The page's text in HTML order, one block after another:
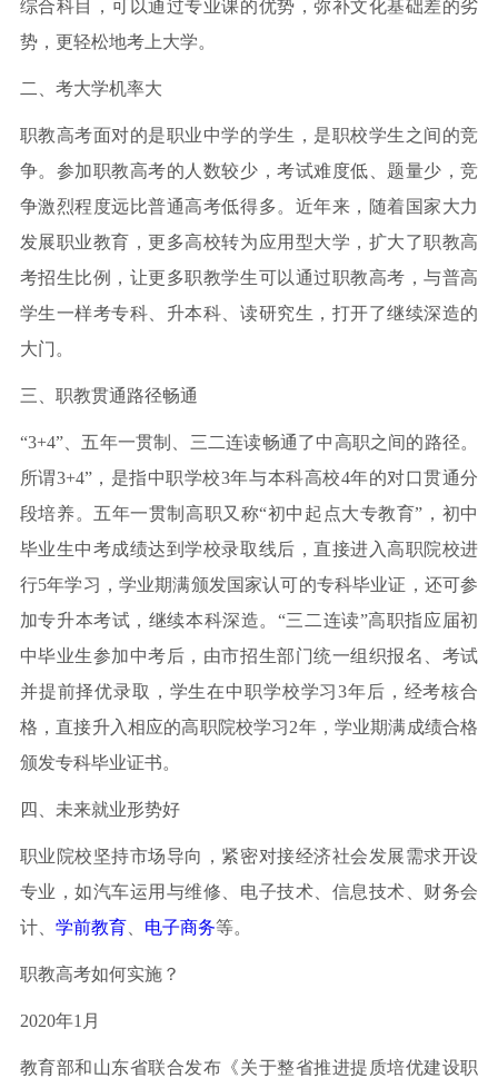
综合科目，可以通过专业课的优势，弥补文化基础差的劣
势，更轻松地考上大学。
二、考大学机率大
职教高考面对的是职业中学的学生，是职校学生之间的竞
争。参加职教高考的人数较少，考试难度低、题量少，竞
争激烈程度远比普通高考低得多。近年来，随着国家大力
发展职业教育，更多高校转为应用型大学，扩大了职教高
考招生比例，让更多职教学生可以通过职教高考，与普高
学生一样考专科、升本科、读研究生，打开了继续深造的
大门。
三、职教贯通路径畅通
“3+4”、五年一贯制、三二连读畅通了中高职之间的路径。
所谓3+4”，是指中职学校3年与本科高校4年的对口贯通分
段培养。五年一贯制高职又称“初中起点大专教育”，初中
毕业生中考成绩达到学校录取线后，直接进入高职院校进
行5年学习，学业期满颁发国家认可的专科毕业证，还可参
加专升本考试，继续本科深造。“三二连读”高职指应届初
中毕业生参加中考后，由市招生部门统一组织报名、考试
并提前择优录取，学生在中职学校学习3年后，经考核合
格，直接升入相应的高职院校学习2年，学业期满成绩合格
颁发专科毕业证书。
四、未来就业形势好
职业院校坚持市场导向，紧密对接经济社会发展需求开设
专业，如汽车运用与维修、电子技术、信息技术、财务会
计、 学前教育、 电子商务等。
职教高考如何实施？
2020年1月
教育部和山东省联合发布《关于整省推进提质培优建设职